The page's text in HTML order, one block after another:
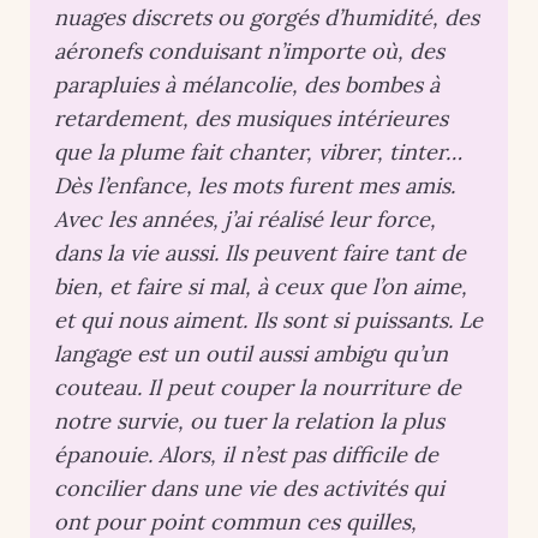
nuages discrets ou gorgés d’humidité, des
aéronefs conduisant n’importe où, des
parapluies à mélancolie, des bombes à
retardement, des musiques intérieures
que la plume fait chanter, vibrer, tinter…
Dès l’enfance, les mots furent mes amis.
Avec les années, j’ai réalisé leur force,
dans la vie aussi. Ils peuvent faire tant de
bien, et faire si mal, à ceux que l’on aime,
et qui nous aiment. Ils sont si puissants. Le
langage est un outil aussi ambigu qu’un
couteau. Il peut couper la nourriture de
notre survie, ou tuer la relation la plus
épanouie. Alors, il n’est pas difficile de
concilier dans une vie des activités qui
ont pour point commun ces quilles,